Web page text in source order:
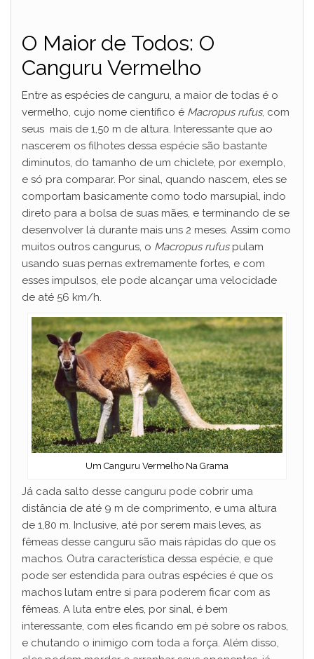
O Maior de Todos: O
Canguru Vermelho
Entre as espécies de canguru, a maior de todas é o
vermelho, cujo nome científico é Macropus rufus, com
seus mais de 1,50 m de altura. Interessante que ao
nascerem os filhotes dessa espécie são bastante
diminutos, do tamanho de um chiclete, por exemplo,
e só pra comparar. Por sinal, quando nascem, eles se
comportam basicamente como todo marsupial, indo
direto para a bolsa de suas mães, e terminando de se
desenvolver lá durante mais uns 2 meses. Assim como
muitos outros cangurus, o Macropus rufuspulam
usando suas pernas extremamente fortes, e com
esses impulsos, ele pode alcançar uma velocidade
de até 56 km/h.
Um Canguru Vermelho Na Grama
Já cada salto desse canguru pode cobrir uma
distância de até 9 m de comprimento, e uma altura
de 1,80 m. Inclusive, até por serem mais leves, as
fêmeas desse canguru são mais rápidas do que os
machos. Outra característica dessa espécie, e que
pode ser estendida para outras espécies é que os
machos lutam entre si para poderem ficar com as
fêmeas. A luta entre eles, por sinal, é bem
interessante, com eles ficando em pé sobre os rabos,
e chutando o inimigo com toda a força. Além disso,